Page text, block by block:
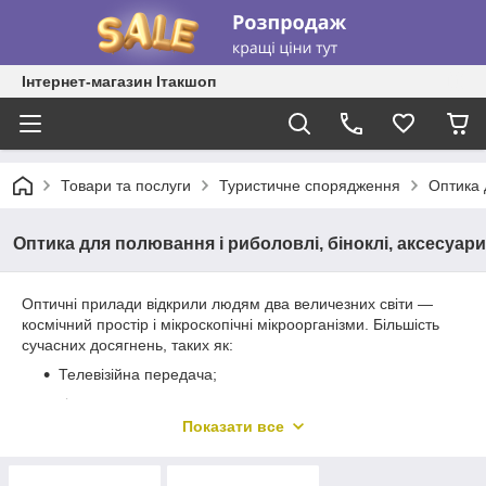
Інтернет-магазин Ітакшоп
Товари та послуги Туристичне спорядження Оптика
Оптика для полювання і риболовлі, біноклі, аксесуари
Оптичні прилади відкрили людям два величезних світи —
космічний простір і мікроскопічні мікроорганізми. Більшість
сучасних досягнень, таких як:
Телевізійна передача;
кіно;
Показати все